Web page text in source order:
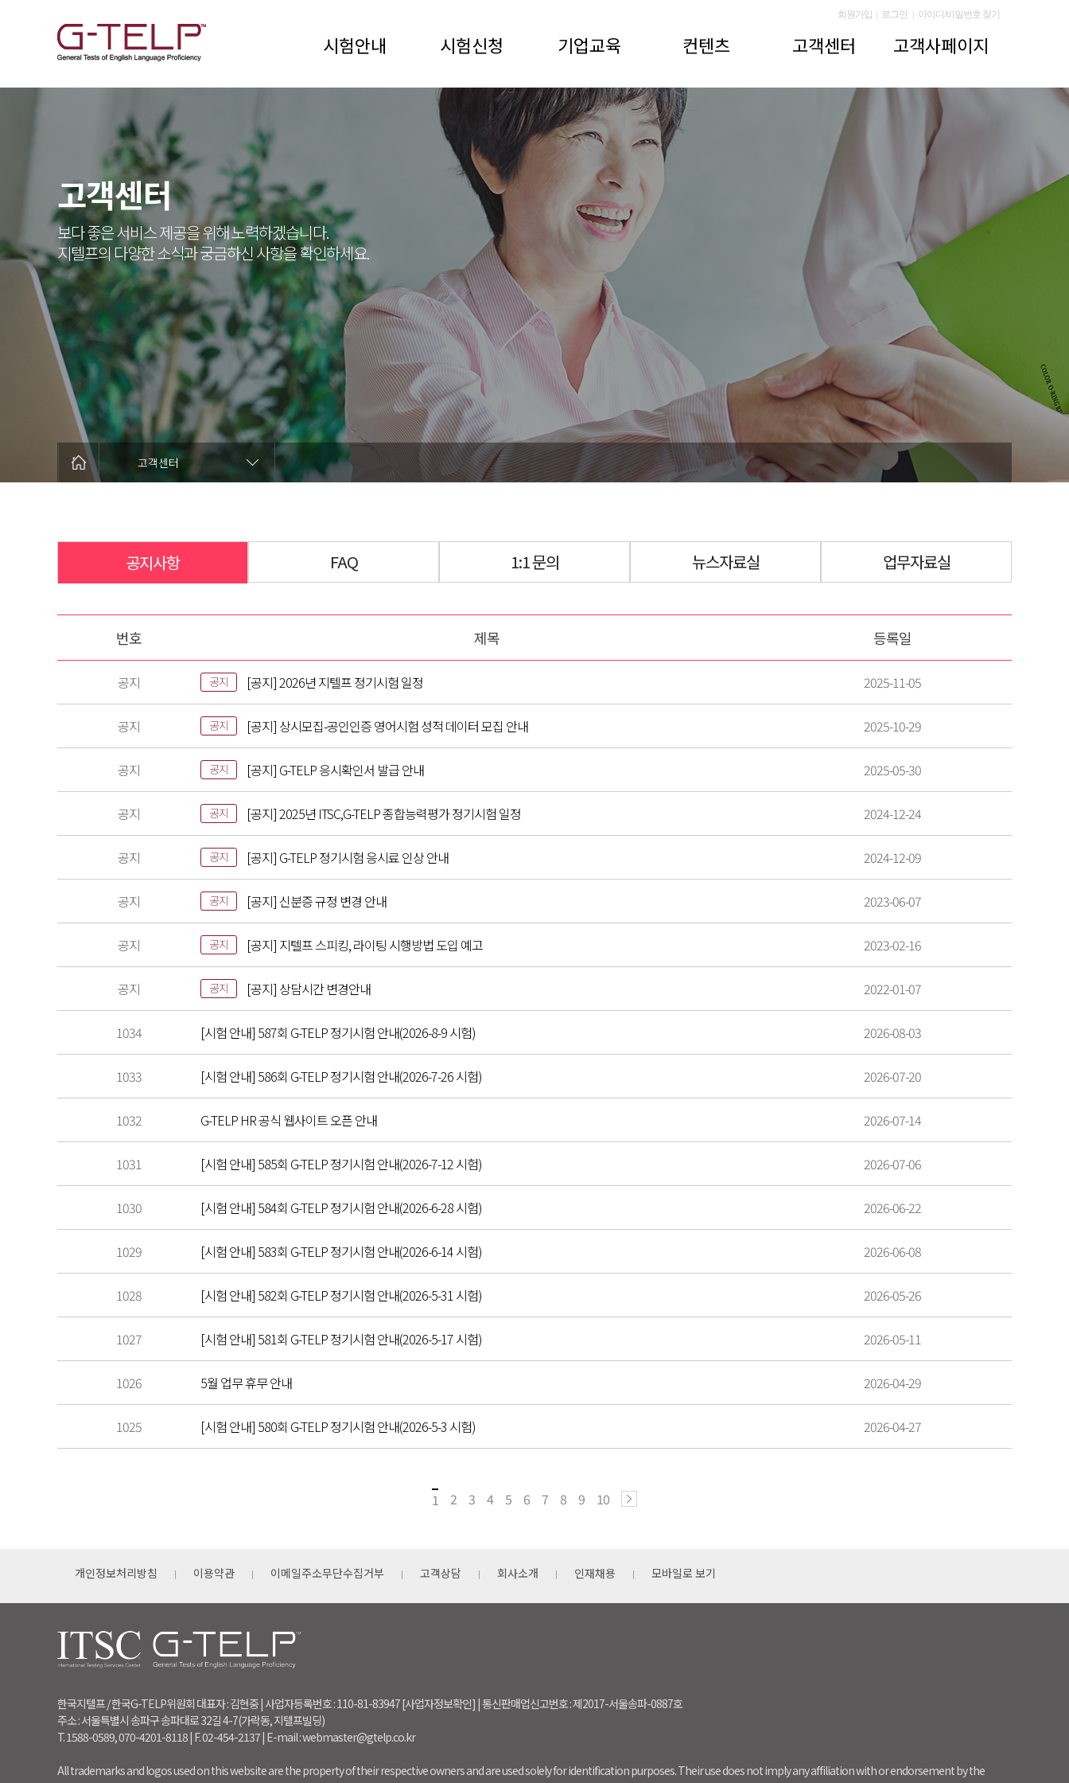
회원가입 로그인 아이디/비밀번호 찾기
시험안내 시험신청 기업교육 컨텐츠 고객센터 고객사페이지
고객센터
보다 좋은 서비스 제공을 위해 노력하겠습니다.
지텔프의 다양한 소식과 궁금하신 사항을 확인하세요.
고객센터
공지사항 FAQ 1:1 문의 뉴스자료실 업무자료실
번호 제목 등록일
공지 공지 [공지] 2026년 지텔프 정기시험 일정 2025-11-05
공지 공지 [공지] 상시모집-공인인증 영어시험 성적 데이터 모집 안내 2025-10-29
공지 공지 [공지] G-TELP 응시확인서 발급 안내 2025-05-30
공지 공지 [공지] 2025년 ITSC,G-TELP 종합능력평가 정기시험 일정 2024-12-24
공지 공지 [공지] G-TELP 정기시험 응시료 인상 안내 2024-12-09
공지 공지 [공지] 신분증 규정 변경 안내 2023-06-07
공지 공지 [공지] 지텔프 스피킹, 라이팅 시행방법 도입 예고 2023-02-16
공지 공지 [공지] 상담시간 변경안내 2022-01-07
1034 [시험 안내] 587회 G-TELP 정기시험 안내(2026-8-9 시험) 2026-08-03
1033 [시험 안내] 586회 G-TELP 정기시험 안내(2026-7-26 시험) 2026-07-20
1032 G-TELP HR 공식 웹사이트 오픈 안내 2026-07-14
1031 [시험 안내] 585회 G-TELP 정기시험 안내(2026-7-12 시험) 2026-07-06
1030 [시험 안내] 584회 G-TELP 정기시험 안내(2026-6-28 시험) 2026-06-22
1029 [시험 안내] 583회 G-TELP 정기시험 안내(2026-6-14 시험) 2026-06-08
1028 [시험 안내] 582회 G-TELP 정기시험 안내(2026-5-31 시험) 2026-05-26
1027 [시험 안내] 581회 G-TELP 정기시험 안내(2026-5-17 시험) 2026-05-11
1026 5월 업무 휴무 안내 2026-04-29
1025 [시험 안내] 580회 G-TELP 정기시험 안내(2026-5-3 시험) 2026-04-27
1 2 3 4 5 6 7 8 9 10
개인정보처리방침 이용약관 이메일주소무단수집거부 고객상담 회사소개 인재채용 모바일로 보기
한국지텔프 / 한국G-TELP위원회 대표자 : 김현중 | 사업자등록번호 : 110-81-83947 [사업자정보확인] | 통신판매업신고번호 : 제2017-서울송파-0887호
주소 : 서울특별시 송파구 송파대로 32길 4-7(가락동, 지텔프빌딩)
T. 1588-0589, 070-4201-8118 | F. 02-454-2137 | E-mail : webmaster@gtelp.co.kr
All trademarks and logos used on this website are the property of their respective owners and are used solely for identification purposes. Their use does not imply any affiliation with or endorsement by the